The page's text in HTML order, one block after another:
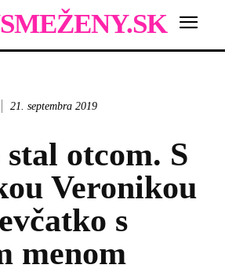
21. septembra 2019
stal otcom. S
Veronikou
s
menom